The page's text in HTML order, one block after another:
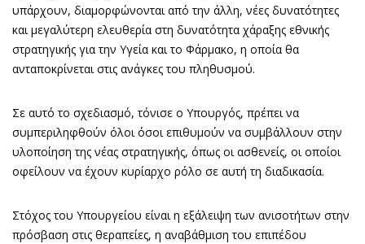
υπάρχουν, διαμορφώνονται από την άλλη, νέες δυνατότητες
και μεγαλύτερη ελευθερία στη δυνατότητα χάραξης εθνικής
στρατηγικής για την Υγεία και το Φάρμακο, η οποία θα
ανταποκρίνεται στις ανάγκες του πληθυσμού.
Σε αυτό το σχεδιασμό, τόνισε ο Υπουργός, πρέπει να
συμπεριληφθούν όλοι όσοι επιθυμούν να συμβάλλουν στην
υλοποίηση της νέας στρατηγικής, όπως οι ασθενείς, οι οποίοι
οφείλουν να έχουν κυρίαρχο ρόλο σε αυτή τη διαδικασία.
Στόχος του Υπουργείου είναι η εξάλειψη των ανισοτήτων στην
πρόσβαση στις θεραπείες, η αναβάθμιση του επιπέδου